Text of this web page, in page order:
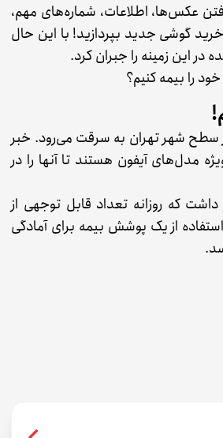
عکس‌ها، اطلاعات، شماره‌های مهم،
گوشی جدید بپردازید! با این حال
این زمینه را جبران کرد.
را بیمه کنیم؟
میانگین روزانه حدود ۱۶۰ تلفن همراه در سطح شهر تهران به سرقت می‌رود. خبر
مدل‌های آیفون هستند تا آنها را در
که روزانه تعداد قابل توجهی از
از یک پوشش بیمه برای آمادگی